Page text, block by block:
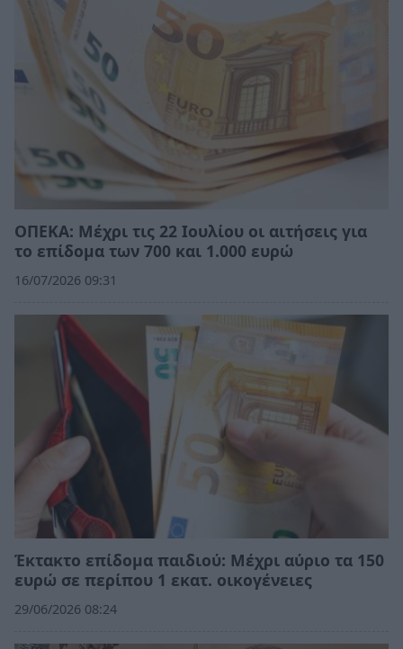
ΟΠΕΚΑ: Μέχρι τις 22 Ιουλίου οι αιτήσεις για
το επίδομα των 700 και 1.000 ευρώ
16/07/2026 09:31
Έκτακτο επίδομα παιδιού: Μέχρι αύριο τα 150
ευρώ σε περίπου 1 εκατ. οικογένειες
29/06/2026 08:24